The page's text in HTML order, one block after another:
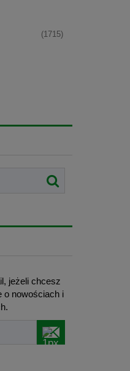
(1715)
jeżeli chcesz
o nowościach i